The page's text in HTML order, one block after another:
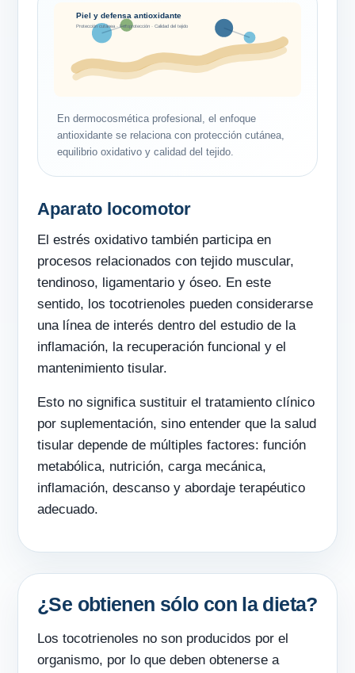
Piel y defensa antioxidante
Protección cutánea · Fotoprotección · Calidad del tejido
En dermocosmética profesional, el enfoque
antioxidante se relaciona con protección cutánea,
equilibrio oxidativo y calidad del tejido.
Aparato locomotor
El estrés oxidativo también participa en
procesos relacionados con tejido muscular,
tendinoso, ligamentario y óseo. En este
sentido, los tocotrienoles pueden considerarse
una línea de interés dentro del estudio de la
inflamación, la recuperación funcional y el
mantenimiento tisular.
Esto no significa sustituir el tratamiento clínico
por suplementación, sino entender que la salud
tisular depende de múltiples factores: función
metabólica, nutrición, carga mecánica,
inflamación, descanso y abordaje terapéutico
adecuado.
¿Se obtienen sólo con la dieta?
Los tocotrienoles no son producidos por el
organismo, por lo que deben obtenerse a